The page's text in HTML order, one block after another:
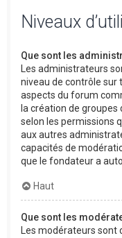
Niveaux
Que sont les
Les administrateurs
niveau de contrôle sur
aspects du forum
la création de groupes
selon les permissions
aux autres
capacités de
que le fondateur a
Haut
Que sont les
Les modérateurs